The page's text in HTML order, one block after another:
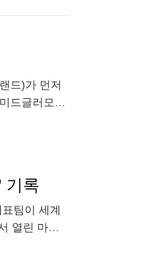
드)가 먼저
드글러모건
기록
팀이 세계
열린 마지